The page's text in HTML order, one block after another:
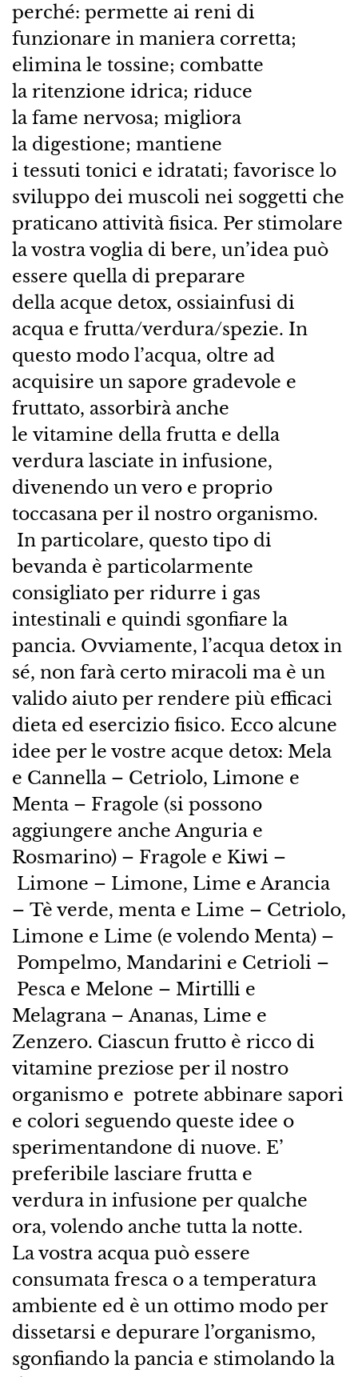
perché: permette ai reni di
funzionare in maniera corretta;
elimina le tossine; combatte
la ritenzione idrica; riduce
la fame nervosa; migliora
la digestione; mantiene
i tessuti tonici e idratati; favorisce lo
sviluppo dei muscoli nei soggetti che
praticano attività fisica. Per stimolare
la vostra voglia di bere, un’idea può
essere quella di preparare
della acque detox, ossiainfusi di
acqua e frutta/verdura/spezie. In
questo modo l’acqua, oltre ad
acquisire un sapore gradevole e
fruttato, assorbirà anche
le vitamine della frutta e della
verdura lasciate in infusione,
divenendo un vero e proprio
toccasana per il nostro organismo.
In particolare, questo tipo di
bevanda è particolarmente
consigliato per ridurre i gas
intestinali e quindi sgonfiare la
pancia. Ovviamente, l’acqua detox in
sé, non farà certo miracoli ma è un
valido aiuto per rendere più efficaci
dieta ed esercizio fisico. Ecco alcune
idee per le vostre acque detox: Mela
e Cannella – Cetriolo, Limone e
Menta – Fragole (si possono
aggiungere anche Anguria e
Rosmarino) – Fragole e Kiwi –
Limone – Limone, Lime e Arancia
– Tè verde, menta e Lime – Cetriolo,
Limone e Lime (e volendo Menta) –
Pompelmo, Mandarini e Cetrioli –
Pesca e Melone – Mirtilli e
Melagrana – Ananas, Lime e
Zenzero. Ciascun frutto è ricco di
vitamine preziose per il nostro
organismo e potrete abbinare sapori
e colori seguendo queste idee o
sperimentandone di nuove. E’
preferibile lasciare frutta e
verdura in infusione per qualche
ora, volendo anche tutta la notte.
La vostra acqua può essere
consumata fresca o a temperatura
ambiente ed è un ottimo modo per
dissetarsi e depurare l’organismo,
sgonfiando la pancia e stimolando la